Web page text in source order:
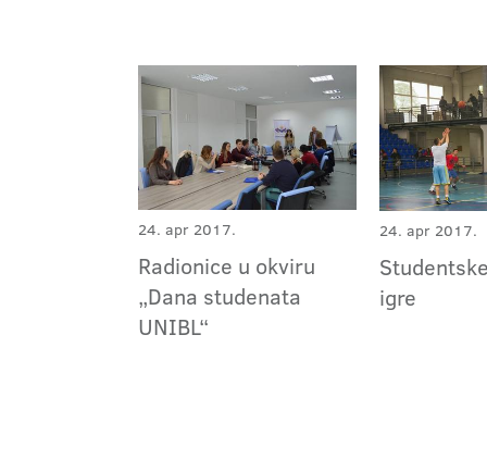
24. apr 2017.
Radionice u okviru
„Dana studenata
UNIBL“
24. apr 2017.
igre